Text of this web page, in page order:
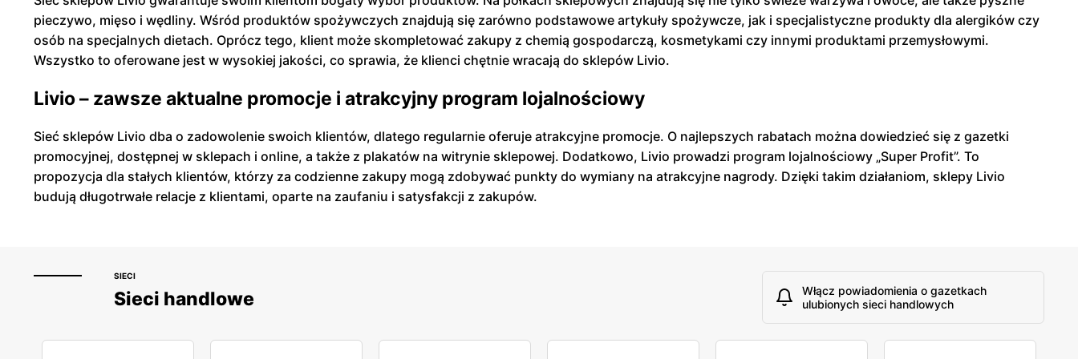
pieczywo, mięso i wędliny. Wśród produktów spożywczych znajdują się zarówno podstawowe artykuły spożywcze, jak i specjalistyczne produkty dla alergików czy
osób na specjalnych dietach. Oprócz tego, klient może skompletować zakupy z chemią gospodarczą, kosmetykami czy innymi produktami przemysłowymi.
Wszystko to oferowane jest w wysokiej jakości, co sprawia, że klienci chętnie wracają do sklepów Livio.
Livio – zawsze aktualne promocje i atrakcyjny program lojalnościowy
Sieć sklepów Livio dba o zadowolenie swoich klientów, dlatego regularnie oferuje atrakcyjne promocje. O najlepszych rabatach można dowiedzieć się z gazetki
promocyjnej, dostępnej w sklepach i online, a także z plakatów na witrynie sklepowej. Dodatkowo, Livio prowadzi program lojalnościowy „Super Profit”. To
propozycja dla stałych klientów, którzy za codzienne zakupy mogą zdobywać punkty do wymiany na atrakcyjne nagrody. Dzięki takim działaniom, sklepy Livio
budują długotrwałe relacje z klientami, oparte na zaufaniu i satysfakcji z zakupów.
SIECI
Sieci handlowe
Włącz powiadomienia o gazetkach
ulubionych sieci handlowych